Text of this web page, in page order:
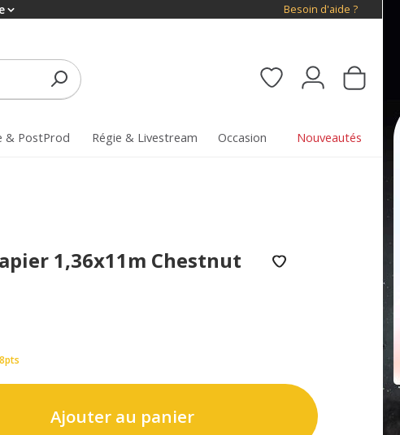
Besoin d'aide ?
& PostProd Régie & Livestream Occasion Nouveautés
1,36x11m Chestnut
Ajouter au panier